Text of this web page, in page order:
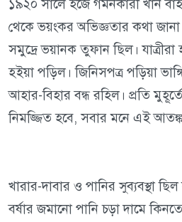
১৯২০ সালে হজে গমনকারী খান
থেকে ভয়ংকর অভিজ্ঞতার কথা জানা
সমুদ্রে ভয়ানক তুফান ছিল। যাত্রীরা
হইয়া পড়িল। জিনিসপত্র পড়িয়া
আহার-বিহার বন্ধ রহিল। প্রতি
নিমজ্জিত হবে, সবার মনে এই
খারার-দাবার ও পানির সুব্যবস্থা
বর্ষার জমানো পানি চড়া দামে